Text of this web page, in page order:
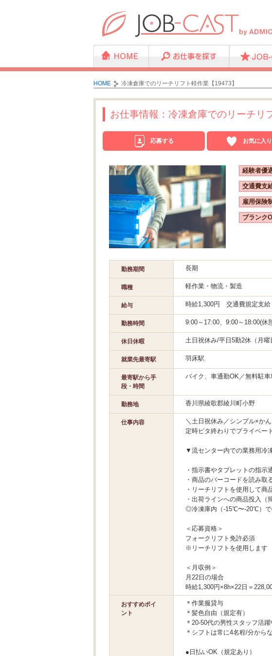
HOME 冷凍倉庫でのリーチリフト軽作業【19473】
お仕事情報：冷凍倉庫でのリーチリ
応募する お気に入
経験者優
交通費支
雇用保険
ブランク
勤務期間 長期
職種 軽作業・物流・製造
給与 時給1,300円 交通費規定支給
勤務時間 9:00～17:00、9:00～18:00(休
休日休暇 土日祝休み/平日5勤2休（月曜
就業先最寄駅 羽床駅
最寄駅から手
段・時間
バイク、車通勤OK／無料駐車
勤務地 香川県綾歌郡綾川町小野
仕事内容
＼土日祝休み／シンプル×かん
定時ピタ終わりでプライベー
▼流センター内での業務用冷
・指示書やタブレットの指示
・商品のバーコードを読み取
・リーチリフトを使用して商
・出荷ラインへの商品投入（
◎冷凍庫内（-15℃〜-20℃）で
＜応募資格＞
フォークリフト免許必須
※リーチリフトを使用します
＜月収例＞
月22日の場合
時給1,300円×8h×22日＝
おすすめポイ
ント
＊作業服貸与
＊髪色自由（規定有）
＊20-50代の男性スタッフ活躍
＊シフトは常に4名程/分から
●日払いOK（規定あり）